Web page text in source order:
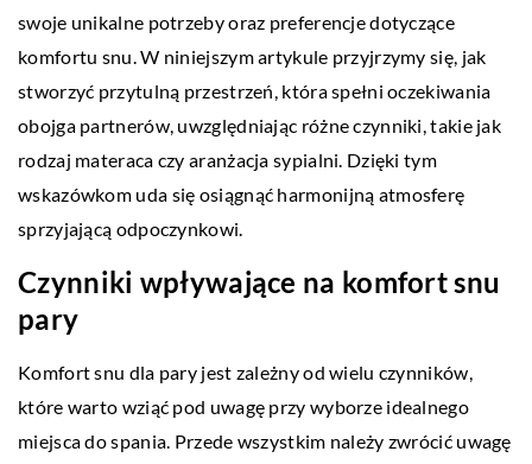
swoje unikalne potrzeby oraz preferencje dotyczące
komfortu snu. W niniejszym artykule przyjrzymy się, jak
stworzyć przytulną przestrzeń, która spełni oczekiwania
obojga partnerów, uwzględniając różne czynniki, takie jak
rodzaj materaca czy aranżacja sypialni. Dzięki tym
wskazówkom uda się osiągnąć harmonijną atmosferę
sprzyjającą odpoczynkowi.
Czynniki wpływające na komfort snu
pary
Komfort snu dla pary jest zależny od wielu czynników,
które warto wziąć pod uwagę przy wyborze idealnego
miejsca do spania. Przede wszystkim należy zwrócić uwagę